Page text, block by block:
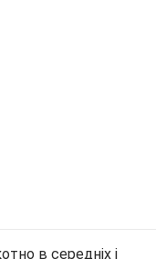
в середніх і